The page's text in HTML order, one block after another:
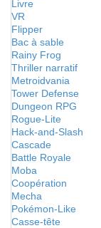
Livre
VR
Flipper
Bac à sable
Rainy Frog
Thriller narratif
Metroidvania
Tower Defense
Dungeon RPG
Rogue-Lite
Hack-and-Slash
Cascade
Battle Royale
Moba
Coopération
Mecha
Pokémon-Like
Casse-tête